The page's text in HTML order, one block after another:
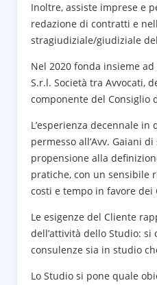
Inoltre, assiste imprese e
redazione di contratti e
stragiudiziale/giudiziale
Nel 2020 fonda insieme
S.r.l. Società tra Avvocati,
componente del Consiglio
L’esperienza decennale in
permesso all’Avv. Gaiani
propensione alla
pratiche, con un sensibile
costi e tempo in favore dei
Le esigenze del Cliente
dell’attività dello Studio:
consulenze sia in studio
Lo Studio si pone quale